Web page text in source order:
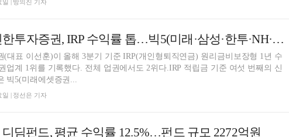
일 | 방의진 기자
투자증권, IRP 수익률 톱…빅5(미래·삼성·한투·NH·KB) 증권사 제쳐 [2025 3분기 퇴직연금 랭킹]
(대표 이선훈)이 올해 3분기 기준 IRP(개인형퇴직연금) 원리금비보장형 1년 수
업계 1위를 기록했다. 전체 업권에서도 2위다.IRP 적립금 기준 여섯 번째의 신
빅5(미래에셋증권...
일 | 정선은 기자
디딤펀드, 평균 수익률 12.5%…펀드 규모 2272억원